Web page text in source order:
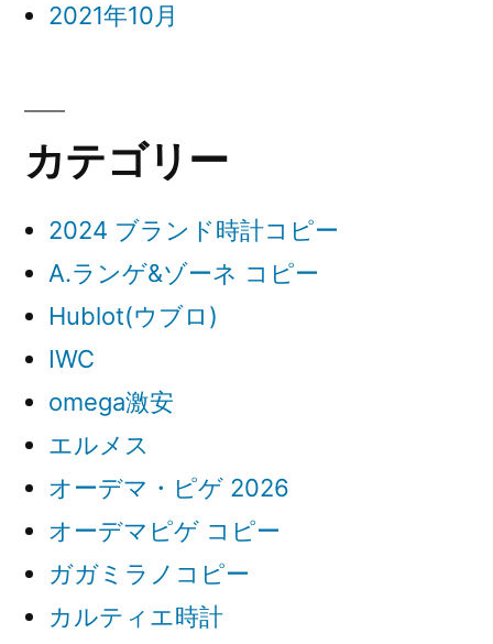
2021年10月
カテゴリー
2024 ブランド時計コピー
A.ランゲ&ゾーネ コピー
Hublot(ウブロ)
IWC
omega激安
エルメス
オーデマ・ピゲ 2026
オーデマピゲ コピー
ガガミラノコピー
カルティエ時計